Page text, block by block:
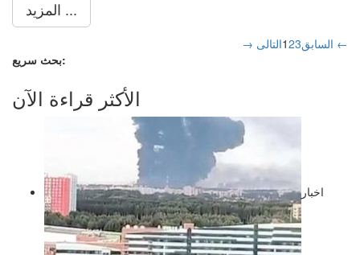
المزيد ...
→ السابق 123
التالى ←
بحث سريع:
الأكثر قراءة الآن
اخبار